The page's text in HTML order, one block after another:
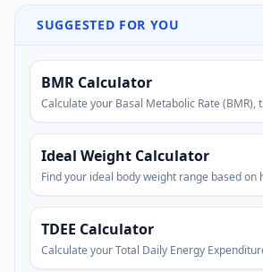
SUGGESTED FOR YOU
BMR Calculator
Calculate your Basal Metabolic Rate (BMR),
Ideal Weight Calculator
Find your ideal body weight range based on
TDEE Calculator
Calculate your Total Daily Energy